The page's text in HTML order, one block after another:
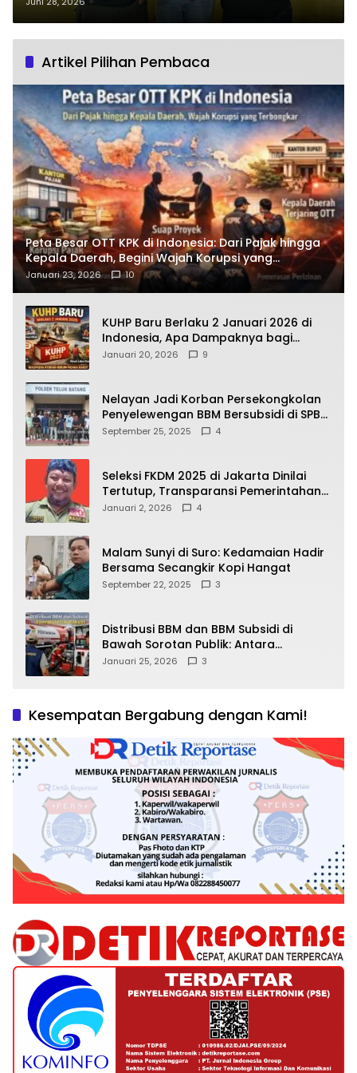
Bagaimana Prosesnya?
Artikel Pilihan Pembaca
Peta Besar OTT KPK di Indonesia: Dari Pajak hingga
Kepala Daerah, Begini Wajah Korupsi yang
Terbongkar
Januari 23, 2026 10
KUHP Baru Berlaku 2 Januari 2026 di
Indonesia, Apa Dampaknya bagi
Kehidupan Warga? Ini Aturan Kunci
Januari 20, 2026 9
Nelayan Jadi Korban Persekongkolan
Penyelewengan BBM Bersubsidi di SPBU
64.78809 Teluk Batang
September 25, 2025 4
Seleksi FKDM 2025 di Jakarta Dinilai
Tertutup, Transparansi Pemerintahan
Pramono–Rano Dipertanyakan
Januari 2, 2026 4
Malam Sunyi di Suro: Kedamaian Hadir
Bersama Secangkir Kopi Hangat
September 22, 2025 3
Distribusi BBM dan BBM Subsidi di
Bawah Sorotan Publik: Antara
Kepentingan Negara, Hak Konsumen,
Januari 25, 2026 3
Kesempatan Bergabung dengan Kami!